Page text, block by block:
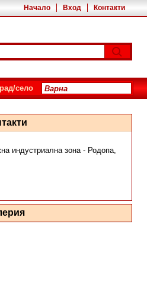
Начало Вход Контакти
село
индустриална зона - Родопа,